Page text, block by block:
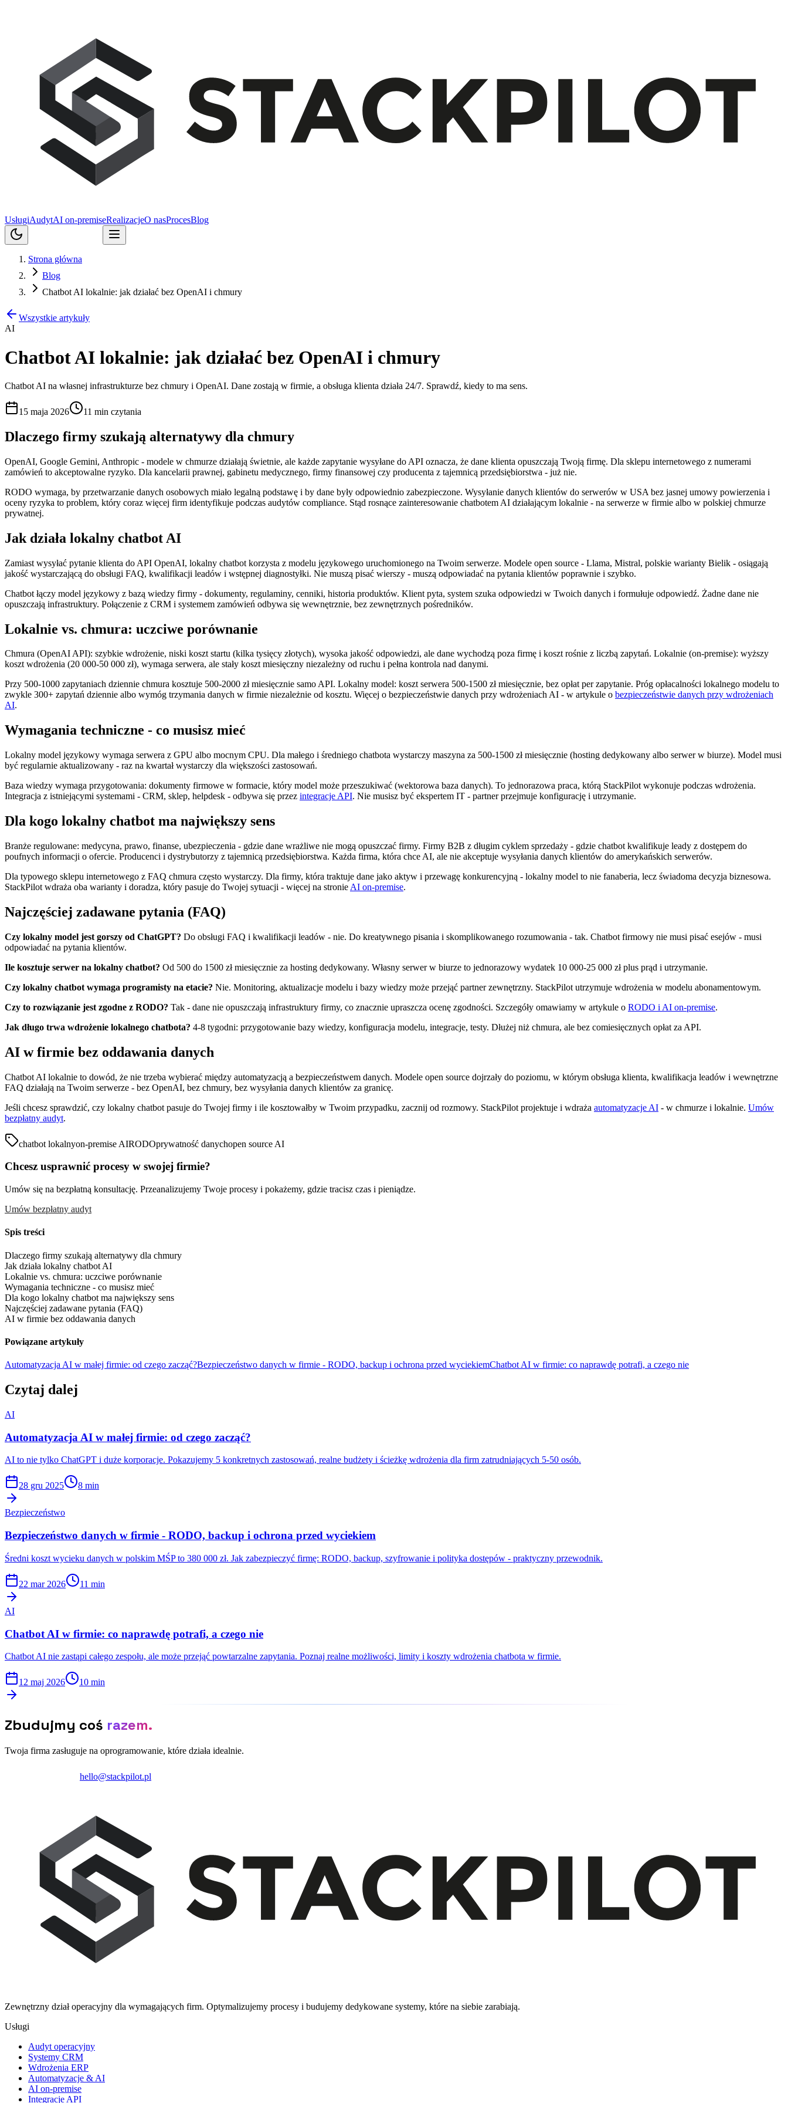
UsługiAudytAI on-premiseRealizacjeO nasProcesBlog
Strona główna
Blog
Chatbot AI lokalnie: jak działać bez OpenAI i chmury
Wszystkie artykuły
AI
Chatbot AI lokalnie: jak działać bez OpenAI i chmury
Chatbot AI na własnej infrastrukturze bez chmury i OpenAI. Dane zostają w firmie, a obsługa klienta działa 24/7. Sprawdź, kiedy to ma sens.
15 maja 2026 11 min czytania
Dlaczego firmy szukają alternatywy dla chmury
OpenAI, Google Gemini, Anthropic - modele w chmurze działają świetnie, ale każde zapytanie wysyłane do API oznacza, że dane klienta opuszczają Twoją firmę. Dla sklepu internetowego z numerami
zamówień to akceptowalne ryzyko. Dla kancelarii prawnej, gabinetu medycznego, firmy finansowej czy producenta z tajemnicą przedsiębiorstwa - już nie.
RODO wymaga, by przetwarzanie danych osobowych miało legalną podstawę i by dane były odpowiednio zabezpieczone. Wysyłanie danych klientów do serwerów w USA bez jasnej umowy powierzenia i
oceny ryzyka to problem, który coraz więcej firm identyfikuje podczas audytów compliance. Stąd rosnące zainteresowanie chatbotem AI działającym lokalnie - na serwerze w firmie albo w polskiej chmurze
prywatnej.
Jak działa lokalny chatbot AI
Zamiast wysyłać pytanie klienta do API OpenAI, lokalny chatbot korzysta z modelu językowego uruchomionego na Twoim serwerze. Modele open source - Llama, Mistral, polskie warianty Bielik - osiągają
jakość wystarczającą do obsługi FAQ, kwalifikacji leadów i wstępnej diagnostyłki. Nie muszą pisać wierszy - muszą odpowiadać na pytania klientów poprawnie i szybko.
Chatbot łączy model językowy z bazą wiedzy firmy - dokumenty, regulaminy, cenniki, historia produktów. Klient pyta, system szuka odpowiedzi w Twoich danych i formułuje odpowiedź. Żadne dane nie
opuszczają infrastruktury. Połączenie z CRM i systemem zamówień odbywa się wewnętrznie, bez zewnętrznych pośredników.
Lokalnie vs. chmura: uczciwe porównanie
Chmura (OpenAI API): szybkie wdrożenie, niski koszt startu (kilka tysięcy złotych), wysoka jakość odpowiedzi, ale dane wychodzą poza firmę i koszt rośnie z liczbą zapytań. Lokalnie (on-premise): wyższy
koszt wdrożenia (20 000-50 000 zł), wymaga serwera, ale stały koszt miesięczny niezależny od ruchu i pełna kontrola nad danymi.
Przy 500-1000 zapytaniach dziennie chmura kosztuje 500-2000 zł miesięcznie samo API. Lokalny model: koszt serwera 500-1500 zł miesięcznie, bez opłat per zapytanie. Próg opłacalności lokalnego modelu to
zwykle 300+ zapytań dziennie albo wymóg trzymania danych w firmie niezależnie od kosztu. Więcej o bezpieczeństwie danych przy wdrożeniach AI - w artykule o bezpieczeństwie danych przy wdrożeniach
AI.
Wymagania techniczne - co musisz mieć
Lokalny model językowy wymaga serwera z GPU albo mocnym CPU. Dla małego i średniego chatbota wystarczy maszyna za 500-1500 zł miesięcznie (hosting dedykowany albo serwer w biurze). Model musi
być regularnie aktualizowany - raz na kwartał wystarczy dla większości zastosowań.
Baza wiedzy wymaga przygotowania: dokumenty firmowe w formacie, który model może przeszukiwać (wektorowa baza danych). To jednorazowa praca, którą StackPilot wykonuje podczas wdrożenia.
Integracja z istniejącymi systemami - CRM, sklep, helpdesk - odbywa się przez integracje API. Nie musisz być ekspertem IT - partner przejmuje konfigurację i utrzymanie.
Dla kogo lokalny chatbot ma największy sens
Branże regulowane: medycyna, prawo, finanse, ubezpieczenia - gdzie dane wrażliwe nie mogą opuszczać firmy. Firmy B2B z długim cyklem sprzedaży - gdzie chatbot kwalifikuje leady z dostępem do
poufnych informacji o ofercie. Producenci i dystrybutorzy z tajemnicą przedsiębiorstwa. Każda firma, która chce AI, ale nie akceptuje wysyłania danych klientów do amerykańskich serwerów.
Dla typowego sklepu internetowego z FAQ chmura często wystarczy. Dla firmy, która traktuje dane jako aktyw i przewagę konkurencyjną - lokalny model to nie fanaberia, lecz świadoma decyzja biznesowa.
StackPilot wdraża oba warianty i doradza, który pasuje do Twojej sytuacji - więcej na stronie AI on-premise.
Najczęściej zadawane pytania (FAQ)
Czy lokalny model jest gorszy od ChatGPT? Do obsługi FAQ i kwalifikacji leadów - nie. Do kreatywnego pisania i skomplikowanego rozumowania - tak. Chatbot firmowy nie musi pisać esejów - musi
odpowiadać na pytania klientów.
Ile kosztuje serwer na lokalny chatbot? Od 500 do 1500 zł miesięcznie za hosting dedykowany. Własny serwer w biurze to jednorazowy wydatek 10 000-25 000 zł plus prąd i utrzymanie.
Czy lokalny chatbot wymaga programisty na etacie? Nie. Monitoring, aktualizacje modelu i bazy wiedzy może przejąć partner zewnętrzny. StackPilot utrzymuje wdrożenia w modelu abonamentowym.
Czy to rozwiązanie jest zgodne z RODO? Tak - dane nie opuszczają infrastruktury firmy, co znacznie upraszcza ocenę zgodności. Szczegóły omawiamy w artykule o RODO i AI on-premise.
Jak długo trwa wdrożenie lokalnego chatbota? 4-8 tygodni: przygotowanie bazy wiedzy, konfiguracja modelu, integracje, testy. Dłużej niż chmura, ale bez comiesięcznych opłat za API.
AI w firmie bez oddawania danych
Chatbot AI lokalnie to dowód, że nie trzeba wybierać między automatyzacją a bezpieczeństwem danych. Modele open source dojrzały do poziomu, w którym obsługa klienta, kwalifikacja leadów i wewnętrzne
FAQ działają na Twoim serwerze - bez OpenAI, bez chmury, bez wysyłania danych klientów za granicę.
Jeśli chcesz sprawdzić, czy lokalny chatbot pasuje do Twojej firmy i ile kosztowałby w Twoim przypadku, zacznij od rozmowy. StackPilot projektuje i wdraża automatyzacje AI - w chmurze i lokalnie. Umów
bezpłatny audyt.
chatbot lokalnyon-premise AIRODOprywatność danychopen source AI
Chcesz usprawnić procesy w swojej firmie?
Umów się na bezpłatną konsultację. Przeanalizujemy Twoje procesy i pokażemy, gdzie tracisz czas i pieniądze.
Umów bezpłatny audyt
Spis treści
Dlaczego firmy szukają alternatywy dla chmury
Jak działa lokalny chatbot AI
Lokalnie vs. chmura: uczciwe porównanie
Wymagania techniczne - co musisz mieć
Dla kogo lokalny chatbot ma największy sens
Najczęściej zadawane pytania (FAQ)
AI w firmie bez oddawania danych
Powiązane artykuły
Automatyzacja AI w małej firmie: od czego zacząć?Bezpieczeństwo danych w firmie - RODO, backup i ochrona przed wyciekiemChatbot AI w firmie: co naprawdę potrafi, a czego nie
Czytaj dalej
AI
Automatyzacja AI w małej firmie: od czego zacząć?
AI to nie tylko ChatGPT i duże korporacje. Pokazujemy 5 konkretnych zastosowań, realne budżety i ścieżkę wdrożenia dla firm zatrudniających 5-50 osób.
28 gru 2025 8 min
Bezpieczeństwo
Bezpieczeństwo danych w firmie - RODO, backup i ochrona przed wyciekiem
Średni koszt wycieku danych w polskim MŚP to 380 000 zł. Jak zabezpieczyć firmę: RODO, backup, szyfrowanie i polityka dostępów - praktyczny przewodnik.
22 mar 2026 11 min
AI
Chatbot AI w firmie: co naprawdę potrafi, a czego nie
Chatbot AI nie zastąpi całego zespołu, ale może przejąć powtarzalne zapytania. Poznaj realne możliwości, limity i koszty wdrożenia chatbota w firmie.
12 maj 2026 10 min
Zbudujmy coś razem.
Twoja firma zasługuje na oprogramowanie, które działa idealnie.
hello@stackpilot.pl
Zewnętrzny dział operacyjny dla wymagających firm. Optymalizujemy procesy i budujemy dedykowane systemy, które na siebie zarabiają.
Usługi
Audyt operacyjny
Systemy CRM
Wdrożenia ERP
Automatyzacje & AI
AI on-premise
Integracje API